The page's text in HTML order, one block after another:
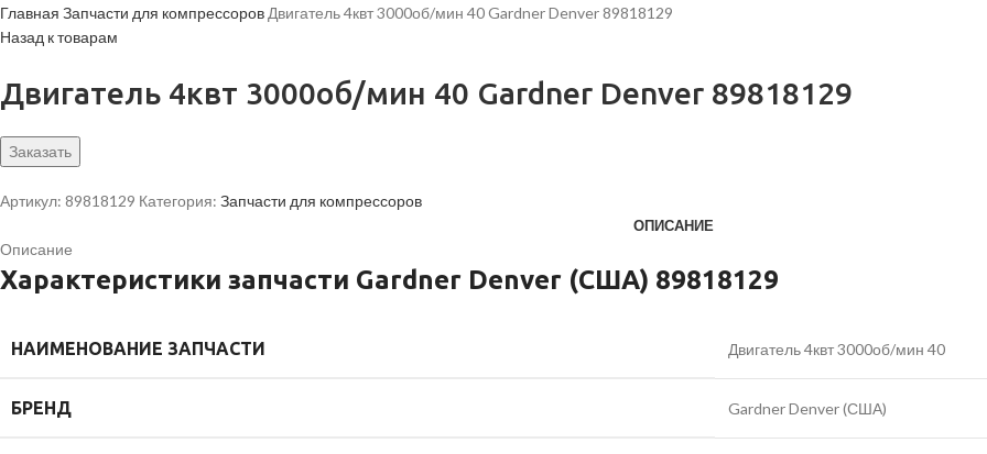
Главная Запчасти для компрессоровДвигатель 4квт 3000об/мин 40 Gardner Denver 89818129
Назад к товарам
Двигатель 4квт 3000об/мин 40 Gardner Denver 89818129
Заказать
Артикул: 89818129 Категория: Запчасти для компрессоров
ОПИСАНИЕ
Описание
Характеристики запчасти Gardner Denver (США) 89818129
НАИМЕНОВАНИЕ ЗАПЧАСТИ Двигатель 4квт 3000об/мин 40
БРЕНД Gardner Denver (США)